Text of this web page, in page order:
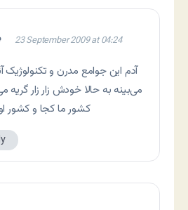
23 September 2009 at 04:24
آدم این جوامع مدرن و تکنولوژیک
می‌بینه به حالا خودش زار زار گریه
کشور ما کجا و کشور